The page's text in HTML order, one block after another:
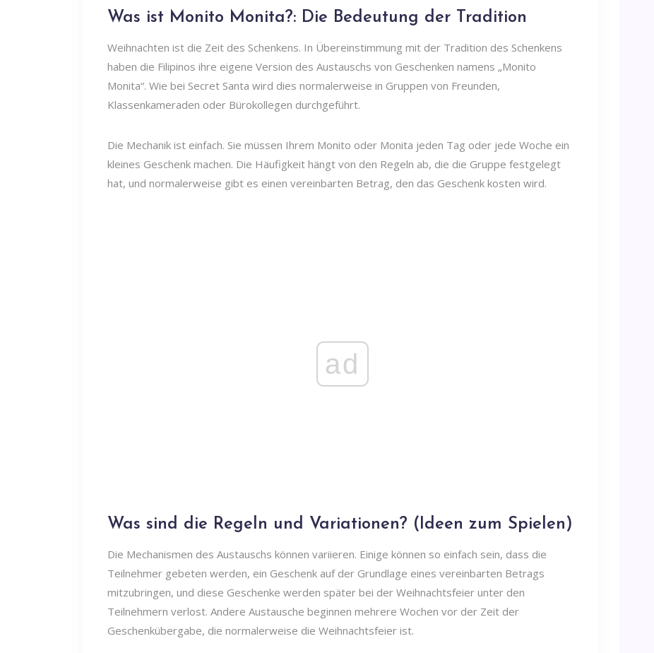
Was ist Monito Monita?: Die Bedeutung der Tradition
Weihnachten ist die Zeit des Schenkens. In Übereinstimmung mit der Tradition des Schenkens
haben die Filipinos ihre eigene Version des Austauschs von Geschenken namens „Monito
Monita“. Wie bei Secret Santa wird dies normalerweise in Gruppen von Freunden,
Klassenkameraden oder Bürokollegen durchgeführt.
Die Mechanik ist einfach. Sie müssen Ihrem Monito oder Monita jeden Tag oder jede Woche ein
kleines Geschenk machen. Die Häufigkeit hängt von den Regeln ab, die die Gruppe festgelegt
hat, und normalerweise gibt es einen vereinbarten Betrag, den das Geschenk kosten wird.
ad
Was sind die Regeln und Variationen? (Ideen zum Spielen)
Die Mechanismen des Austauschs können variieren. Einige können so einfach sein, dass die
Teilnehmer gebeten werden, ein Geschenk auf der Grundlage eines vereinbarten Betrags
mitzubringen, und diese Geschenke werden später bei der Weihnachtsfeier unter den
Teilnehmern verlost. Andere Austausche beginnen mehrere Wochen vor der Zeit der
Geschenkübergabe, die normalerweise die Weihnachtsfeier ist.